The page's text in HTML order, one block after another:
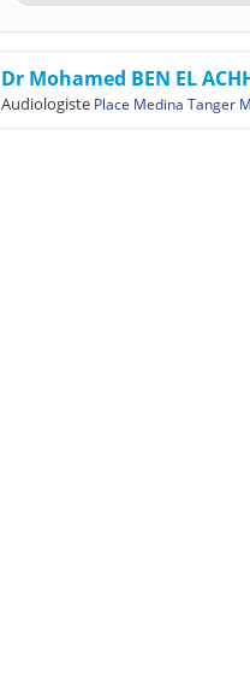
Dr Mohamed BEN EL
Audiologiste Place Medina Tanger